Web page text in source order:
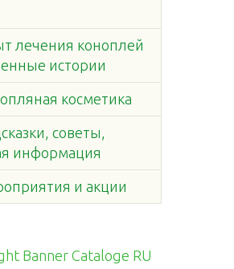
лечения коноплей
истории
косметика
советы,
информация
и акции